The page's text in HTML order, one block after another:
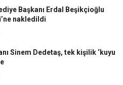
Başkanı Erdal Beşikçioğlu
nakledildi
Sinem Dedetaş, tek kişilik ‘kuyu